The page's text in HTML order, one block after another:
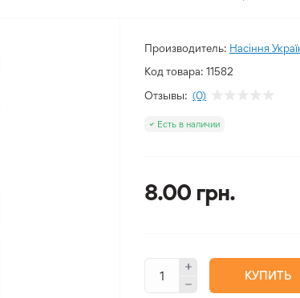
Производитель: Насіння
Код товара: 11582
Отзывы: (0)
Есть в наличии
8.00 грн.
КУПИТЬ